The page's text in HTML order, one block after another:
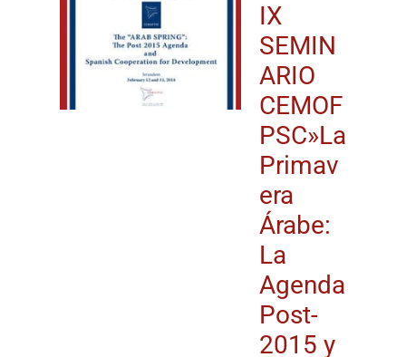
IX
SEMIN
ARIO
CEMOF
PSC»La
Primav
era
Árabe:
La
Agenda
Post-
2015 y